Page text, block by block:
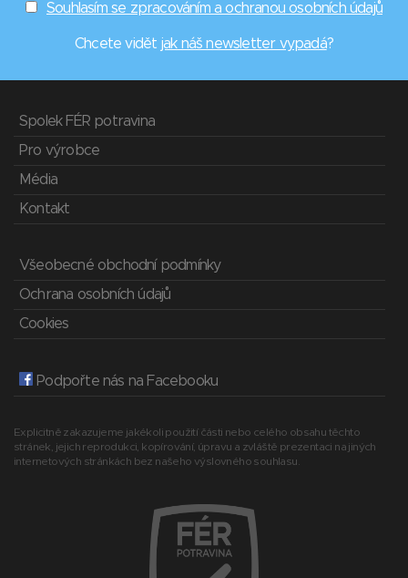
Souhlasím se zpracováním a ochranou osobních údajů
Chcete vidět jak náš newsletter vypadá?
Spolek FÉR potravina
Pro výrobce
Média
Kontakt
Všeobecné obchodní podmínky
Ochrana osobních údajů
Cookies
Podpořte nás na Facebooku
Explicitně zakazujeme jakékoli použití části nebo celého obsahu těchto
stránek, jejich reprodukci, kopírování, úpravu a zvláště prezentaci na jiných
internetových stránkách bez našeho výslovného souhlasu.